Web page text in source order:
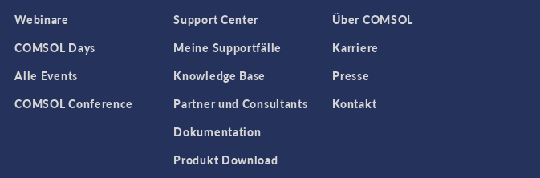
Webinare
COMSOL Days
Alle Events
COMSOL Conference
Support Center
Meine Supportfälle
Knowledge Base
Partner und Consultants
Dokumentation
Produkt Download
Über COMSOL
Karriere
Presse
Kontakt